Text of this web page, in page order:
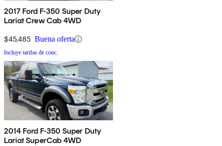
2017 Ford F-350 Super Duty
Lariat Crew Cab 4WD
$45,485 Buena oferta
Incluye tarifas de conc.
2014 Ford F-350 Super Duty
Lariat SuperCab 4WD